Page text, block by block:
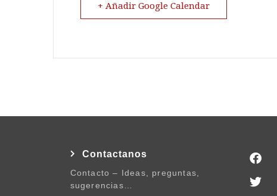
+ Añadir Google Calendar
Contactanos
Contacto – Ideas, preguntas,
sugerencias…